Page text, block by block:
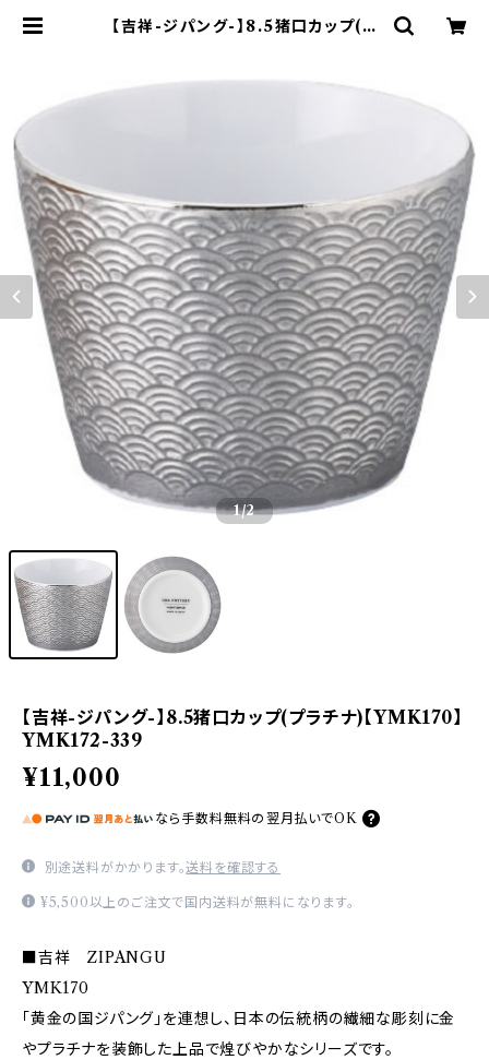
【吉祥-ジパング-】8.5猪口カップ(プ
店 公式オンラインショップ
1/2
【吉祥-ジパング-】8.5猪口カップ(プラチナ)【YMK170】
YMK172-339
¥11,000
なら 手数料無料の 翌月払いでOK
別途送料がかかります。送料を確認する
¥5,500以上のご注文で国内送料が無料になります。
■吉祥 ZIPANGU
YMK170
「黄金の国ジパング」を連想し、日本の伝統柄の繊細な彫刻に金
やプラチナを装飾した上品で煌びやかなシリーズです。